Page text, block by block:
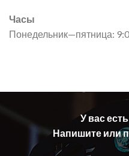
Часы
Понедельник—пятница:
У вас
Напишите или